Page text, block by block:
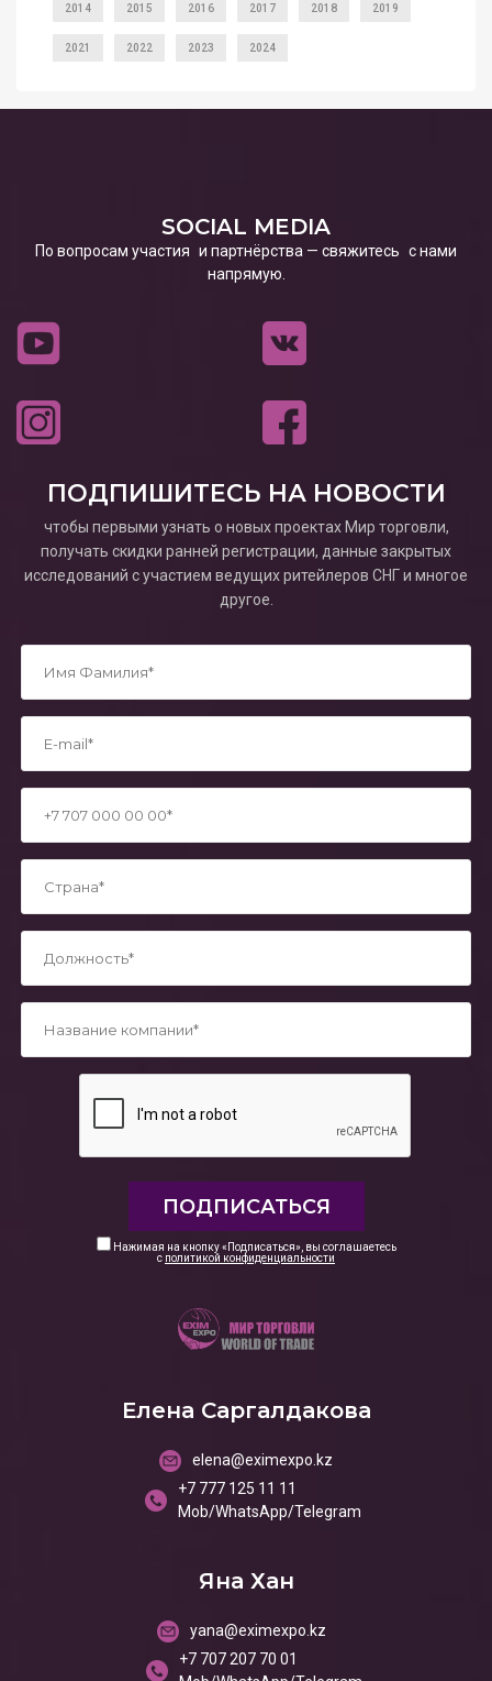
2014 2015 2016 2017 2018 2019
2021 2022 2023 2024
SOCIAL MEDIA
По вопросам участия и партнёрства — свяжитесь с нами
напрямую.
ПОДПИШИТЕСЬ НА НОВОСТИ
чтобы первыми узнать о новых проектах Мир торговли,
получать скидки ранней регистрации, данные закрытых
исследований с участием ведущих ритейлеров СНГ и многое
другое.
Нажимая на кнопку «Подписаться», вы соглашаетесь
с политикой конфиденциальности
Елена Саргалдакова
elena@eximexpo.kz
+7 777 125 11 11
Mob/WhatsApp/Telegram
Яна Хан
yana@eximexpo.kz
+7 707 207 70 01